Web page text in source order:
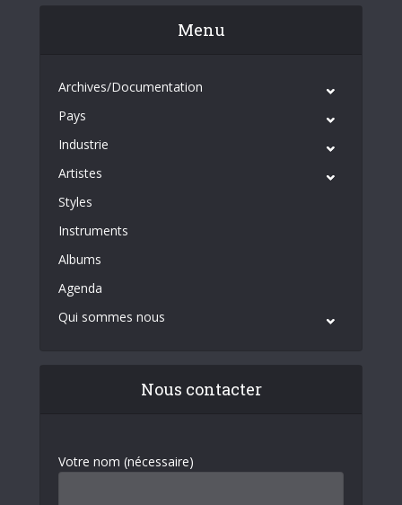
Menu
Archives/Documentation
Pays
Industrie
Artistes
Styles
Instruments
Albums
Agenda
Qui sommes nous
Nous contacter
Votre nom (nécessaire)